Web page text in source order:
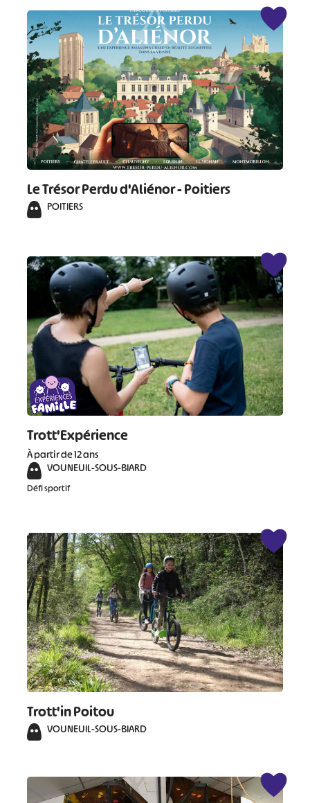
Le Trésor Perdu d'Aliénor - Poitiers
POITIERS
Trott'Expérience
À partir de 12 ans
VOUNEUIL-SOUS-BIARD
Défi sportif
Trott'in Poitou
VOUNEUIL-SOUS-BIARD
#
#
#